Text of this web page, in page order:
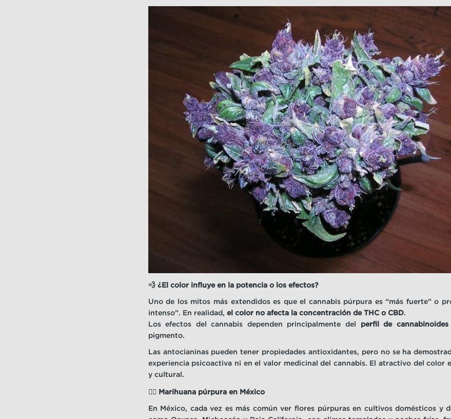
💨¿El color influye en la potencia o los efectos?
Uno de los mitos más extendidos es que el cannabis púrpura es “más fuerte” o
intenso”. En realidad, el color no afecta la concentración de THC o CBD.
Los efectos del cannabis dependen principalmente del perfil de
pigmento.
Las antocianinas pueden tener propiedades antioxidantes, pero no se ha
experiencia psicoactiva ni en el valor medicinal del cannabis. El atractivo del color
y cultural.
🧘‍♂️ Marihuana púrpura en México
En México, cada vez es más común ver flores púrpuras en cultivos domésticos y